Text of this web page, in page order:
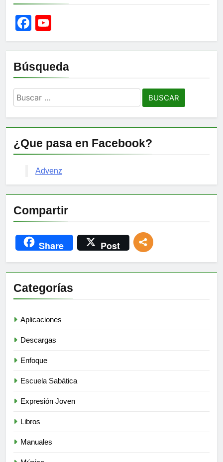
Facebook
Channel
Búsqueda
Buscar:
¿Que pasa en Facebook?
Advenz
Compartir
Share Post
Categorías
Aplicaciones
Descargas
Enfoque
Escuela Sabática
Expresión Joven
Libros
Manuales